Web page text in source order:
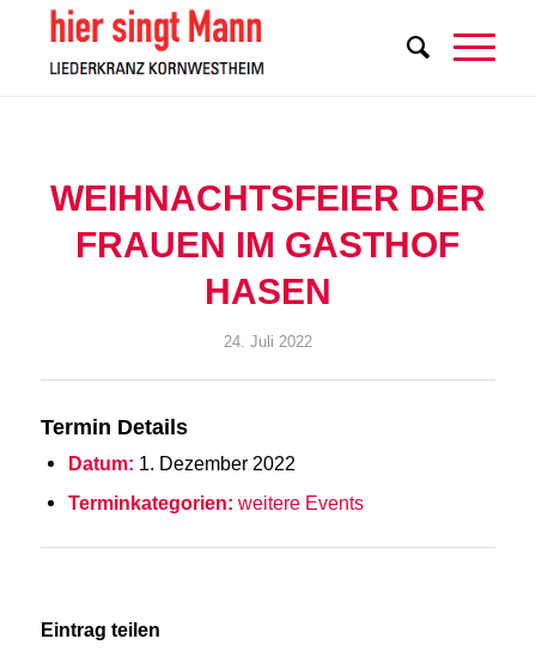
WEIHNACHTSFEIER DER
FRAUEN IM GASTHOF
HASEN
24. Juli 2022
Termin Details
Datum: 1. Dezember 2022
Terminkategorien: weitere Events
Eintrag teilen